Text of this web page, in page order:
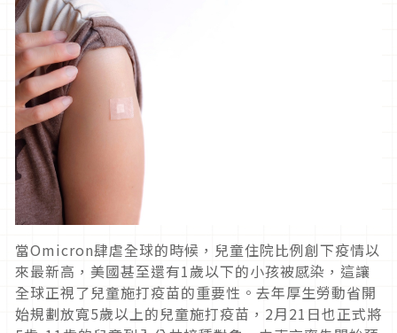
當Omicron肆虐全球的時候，兒童住院比例創下疫情以
來最新高，美國甚至還有1歲以下的小孩被感染，這讓
全球正視了兒童施打疫苗的重要性。去年厚生勞動省開
始規劃放寬5歲以上的兒童施打疫苗， 2月21日也正式將